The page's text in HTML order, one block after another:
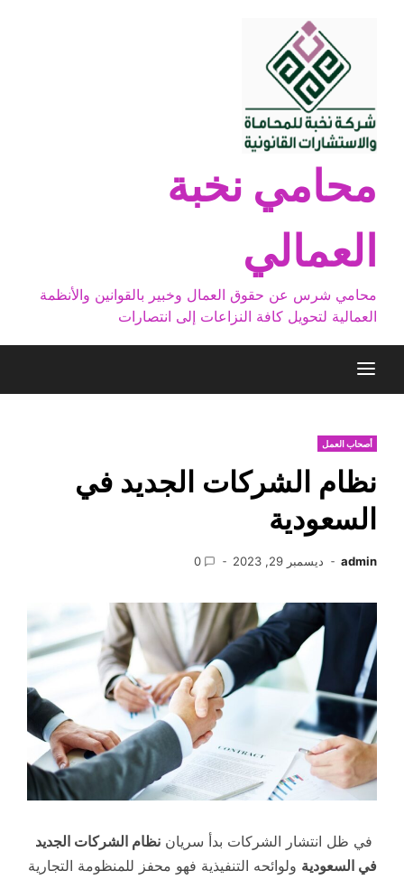
محامي نخبة
العمالي
محامي شرس عن حقوق العمال وخبير بالقوانين والأنظمة
العمالية لتحويل كافة النزاعات إلى انتصارات
أصحاب العمل
نظام الشركات الجديد في
السعودية
admin ديسمبر 29, 2023 0
​​​​​​​​​​​​​​​ في ظل انتشار الشركات بدأ سريان​ نظام الشركات الجديد
في السعودية ولوائحه التنفيذية فهو محفز للمنظومة التجارية